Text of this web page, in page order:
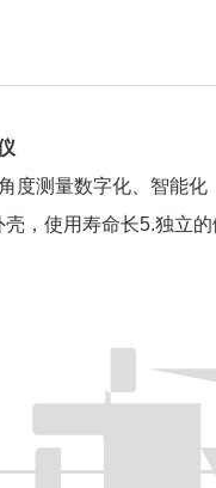
度测量数字化、智能化
，使用寿命长5.独立